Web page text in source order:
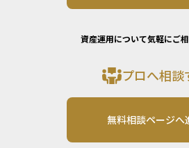
資産運用について気軽にご
プロへ相談
無料相談ページへ